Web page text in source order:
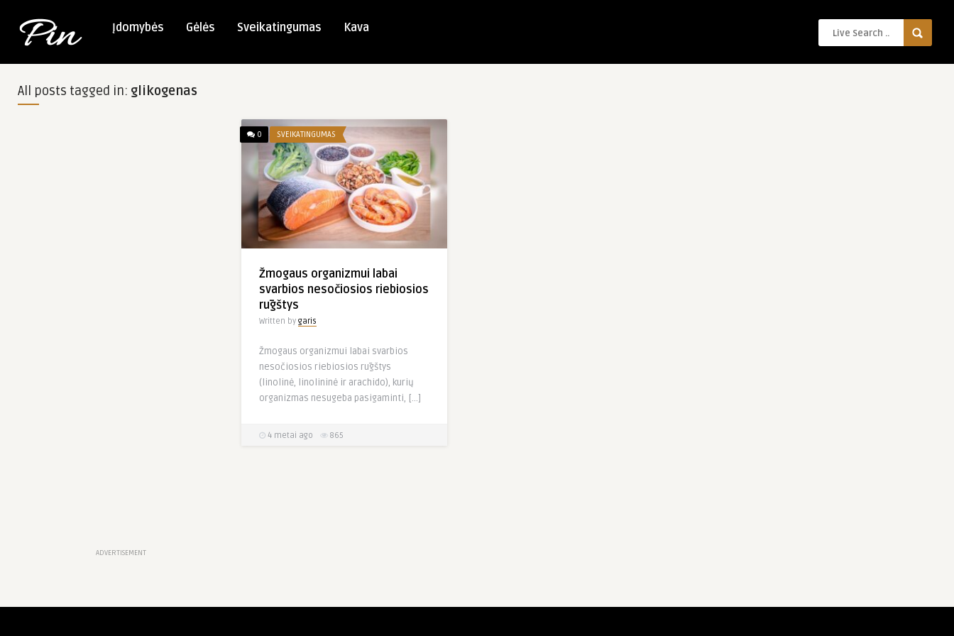
Įdomybės Gėlės Sveikatingumas Kava
All posts tagged in: glikogenas
ADVERTISEMENT
0 SVEIKATINGUMAS
Žmogaus organizmui labai
svarbios nesočiosios riebiosios
rūgštys
Written by garis
Žmogaus organizmui labai svarbios
nesočiosios riebiosios rūgštys
(linolinė, linolininė ir arachido), kurių
organizmas nesugeba pasigaminti, […]
4 metai ago 865